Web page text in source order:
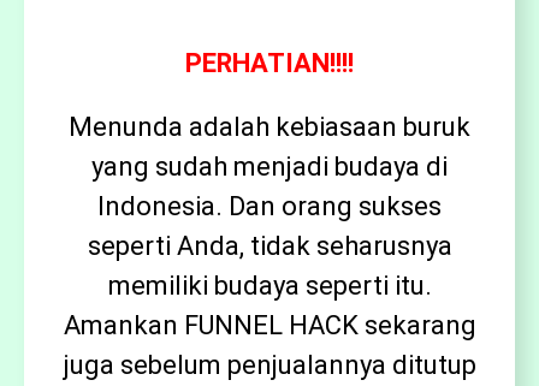
PERHATIAN!!!!
Menunda adalah kebiasaan buruk
yang sudah menjadi budaya di
Indonesia. Dan orang sukses
seperti Anda, tidak seharusnya
memiliki budaya seperti itu.
Amankan FUNNEL HACK sekarang
juga sebelum penjualannya ditutup